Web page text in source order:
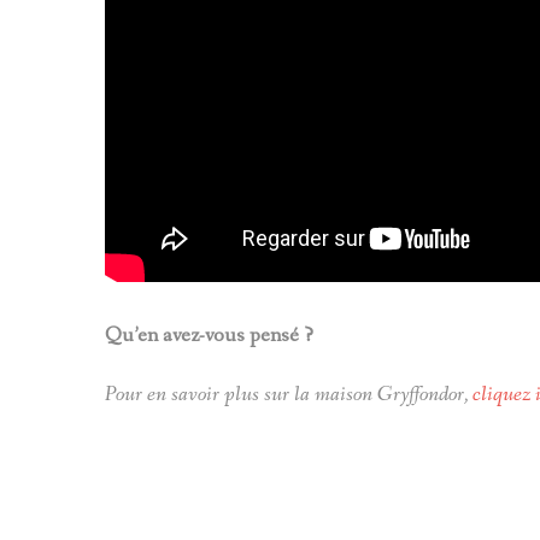
Qu’en avez-vous pensé ?
Pour en savoir plus sur la maison Gryffondor,cliquez